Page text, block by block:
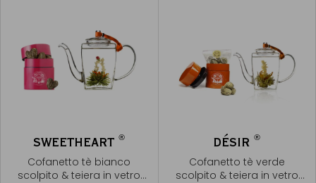
SWEETHEART®
Cofanetto tè bianco
scolpito & teiera in vetro
DÉSIR®
Cofanetto tè verde
scolpito & teiera in vetro